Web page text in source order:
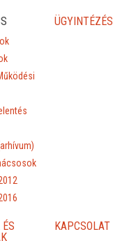
ÜGYINTÉZÉS
ÉS
KAPCSOLAT